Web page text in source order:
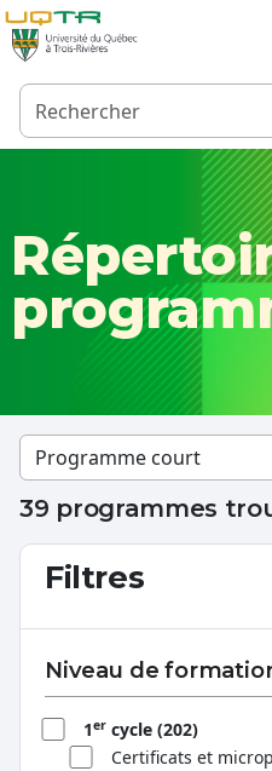
39 programmes
Filtres
Niveau de
1er cycle (202)
Certificats et